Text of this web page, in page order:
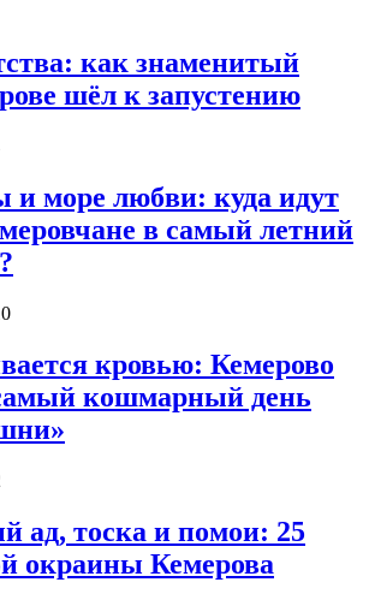
как знаменитый
шёл к запустению
море любви: куда идут
в самый летний
кровью: Кемерово
кошмарный день
ад, тоска и помои: 25
окраины Кемерова